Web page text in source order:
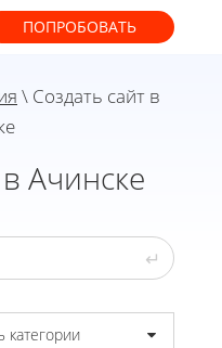
ПОПРОБОВАТЬ
\ Создать сайт в
Ачинске
↵
категории